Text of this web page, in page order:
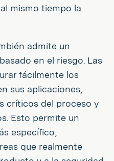
mismo tiempo la
admite un
en el riesgo. Las
fácilmente los
sus aplicaciones,
críticos del proceso y
Esto permite un
específico,
que realmente